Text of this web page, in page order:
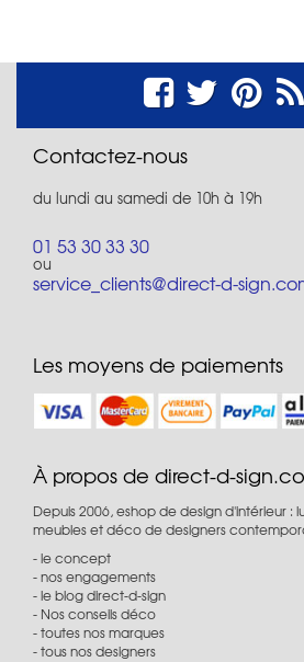
Contactez-nous
du lundi au samedi de 10h à 19h
01 53 30 33 30
ou
service_clients@direct-d-
Les moyens de paiements
À propos de direct-d-
Depuis 2006, eshop de design d'intérieur :
meubles et déco de designers
le concept
nos engagements
le blog direct-d-sign
Nos conseils déco
toutes nos marques
tous nos designers